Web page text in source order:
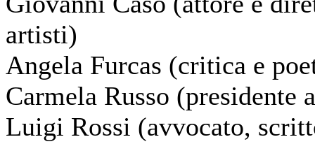
artisti)
Angela Furcas (critica e
Carmela Russo (presidente
Luigi Rossi (avvocato,